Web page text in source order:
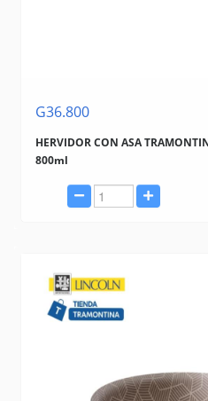
G36.800
HERVIDOR CON ASA
800ml